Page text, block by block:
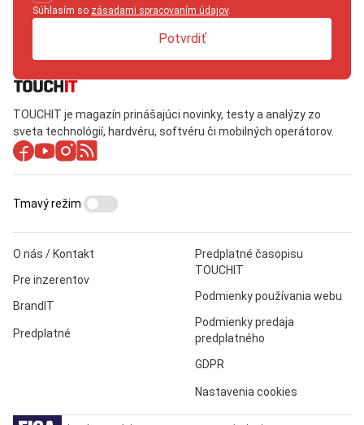
Súhlasím so zásadami spracovaním údajov.
Potvrdiť
TOUCHIT je magazín prinášajúci novinky, testy a analýzy zo
sveta technológií, hardvéru, softvéru či mobilných operátorov.
O nás / Kontakt
Pre inzerentov
BrandIT
Predplatné
Predplatné časopisu
TOUCHIT
Podmienky používania webu
Podmienky predaja
predplatného
GDPR
Nastavenia cookies
Tmavý režim